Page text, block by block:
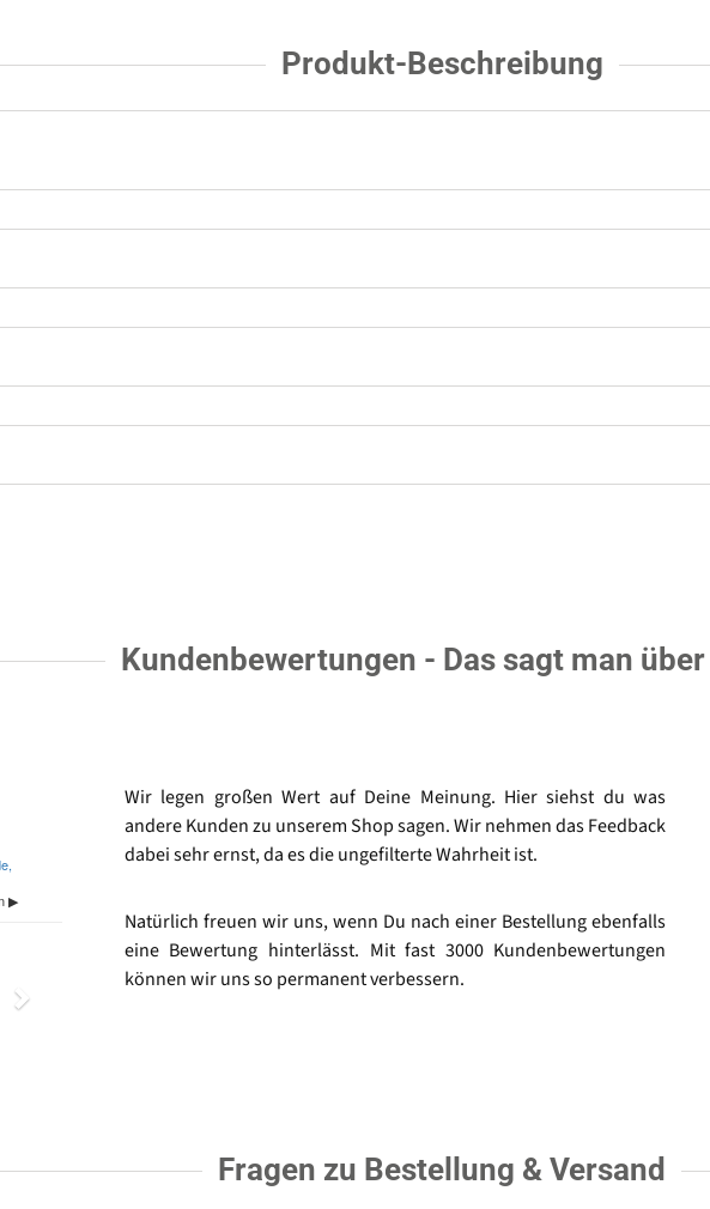
Produkt-Beschreibung
Kundenbewertungen - Das sagt man
Wir legen großen Wert auf Deine Meinung. Hier siehst du was
andere Kunden zu unserem Shop sagen. Wir nehmen das Feedback
dabei sehr ernst, da es die ungefilterte Wahrheit ist.
Natürlich freuen wir uns, wenn Du nach einer Bestellung ebenfalls
eine Bewertung hinterlässt. Mit fast 3000 Kundenbewertungen
können wir uns so permanent verbessern.
Fragen zu Bestellung & Versand